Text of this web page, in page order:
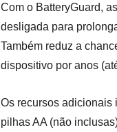
Com o BatteryGuard,
desligada para
Também reduz a
dispositivo por anos
Os recursos adicionais
pilhas AA (não